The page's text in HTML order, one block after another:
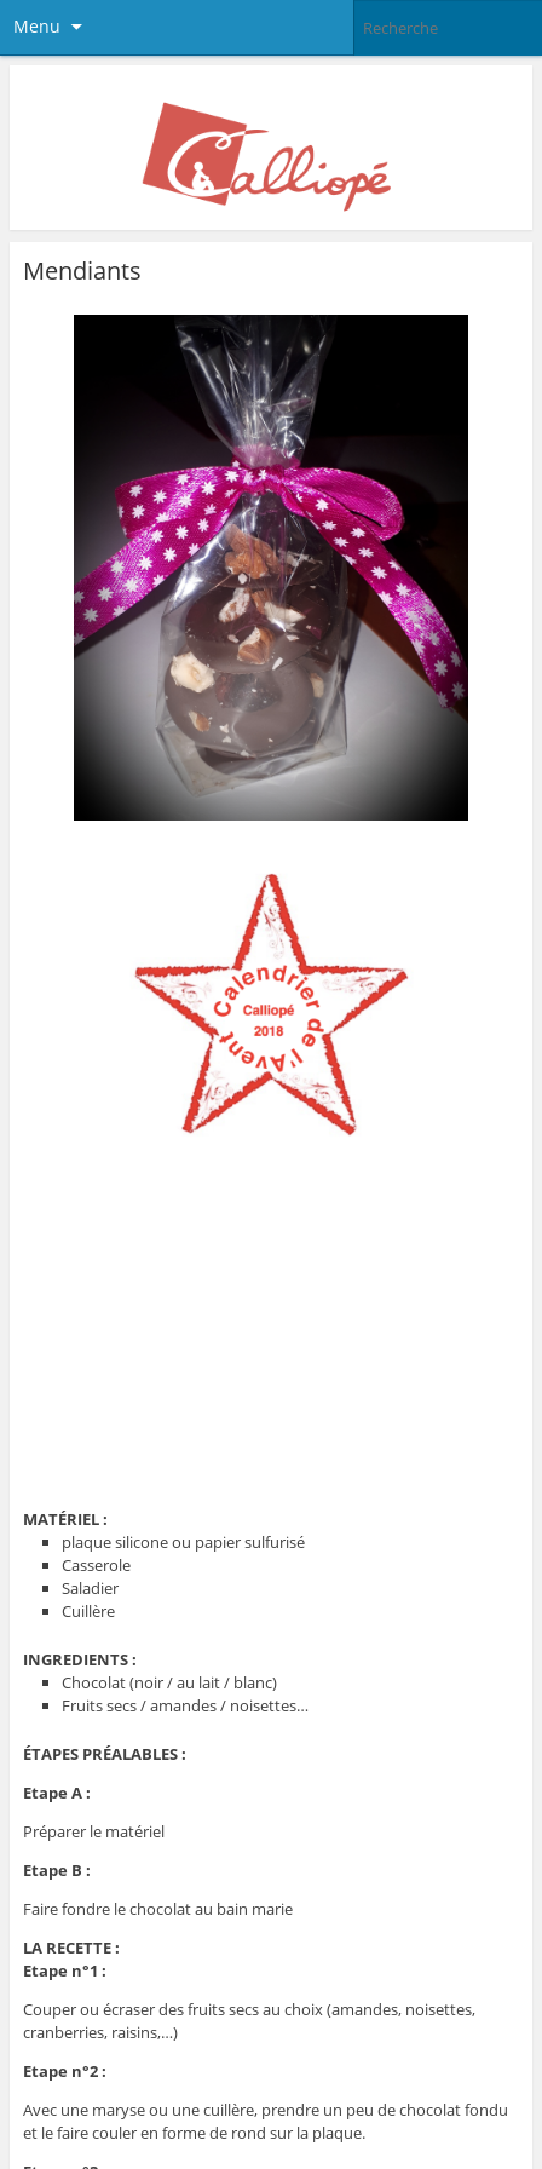
Menu
Mendiants
MATÉRIEL :
plaque silicone ou papier sulfurisé
Casserole
Saladier
Cuillère
INGREDIENTS :
Chocolat (noir / au lait / blanc)
Fruits secs / amandes / noisettes…
ÉTAPES PRÉALABLES :
Etape A :
Préparer le matériel
Etape B :
Faire fondre le chocolat au bain marie
LA RECETTE :
Etape n°1 :
Couper ou écraser des fruits secs au choix (amandes, noisettes,
cranberries, raisins,…)
Etape n°2 :
Avec une maryse ou une cuillère, prendre un peu de chocolat fondu
et le faire couler en forme de rond sur la plaque.